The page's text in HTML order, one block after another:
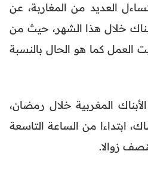
العديد من المغاربة، عن
خلال هذا الشهر، حيث من
العمل كما هو الحال بالنسبة
المغربية خلال رمضان،
ابتداءا من الساعة التاسعة
زوالا.